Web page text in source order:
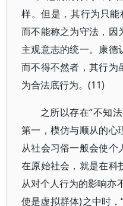
样。但是，其行为只能
而不能称之为守法，因
主观意志的统一。康德
而不得不然者，其行为
为合法底行为。(11)
之所以存在“不知
第一，模仿与顺从的心
从社会习俗一般会使个
在原始社会，就是在科
从对个人行为的影响亦
使是虚拟群体)之中时